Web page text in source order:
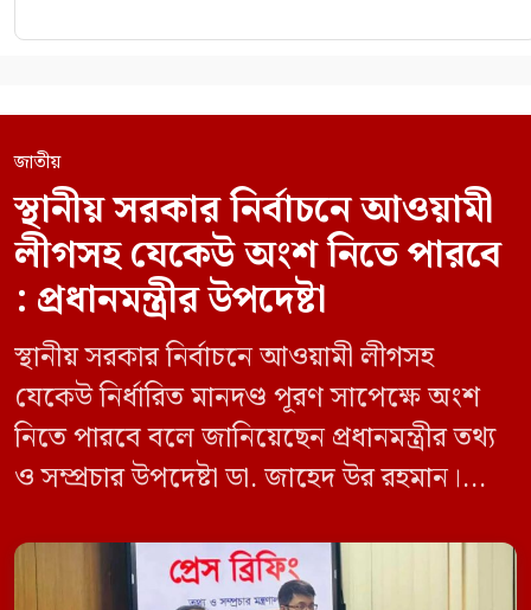
জাতীয়
স্থানীয় সরকার নির্বাচনে আওয়ামী
লীগসহ যেকেউ অংশ নিতে পারবে
: প্রধানমন্ত্রীর উপদেষ্টা
স্থানীয় সরকার নির্বাচনে আওয়ামী লীগসহ
যেকেউ নির্ধারিত মানদণ্ড পূরণ সাপেক্ষে অংশ
নিতে পারবে বলে জানিয়েছেন প্রধানমন্ত্রীর তথ্য
ও সম্প্রচার উপদেষ্টা ডা. জাহেদ উর রহমান।
সম্মেলন কক্ষে এক প্রেস ব্রিফিংয়ে সাংবাদিকদের
এক প্রশ্নের জবাবে তিনি এ কথা বলেন।